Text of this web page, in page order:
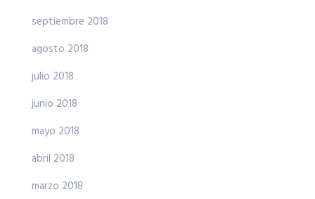
septiembre 2018
agosto 2018
julio 2018
junio 2018
mayo 2018
abril 2018
marzo 2018